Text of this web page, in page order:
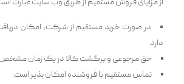
از مزایای فروش مستقیم از طریق وب سایت عبارت
در صورت خرید مستقیم از شرکت، امکان
دارد.
حق مرجوعی و برگشت کالا در یک زمان مشخص
تماس مستقیم با فروشنده امکان پذیر است.